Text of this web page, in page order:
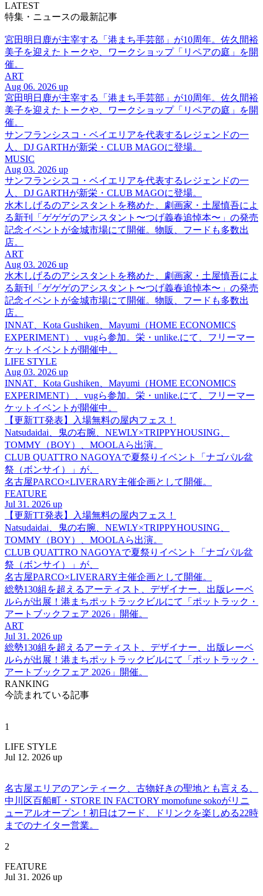
LATEST
特集・ニュースの最新記事
宮田明日鹿が主宰する「港まち手芸部」が10周年。佐久間裕
美子を迎えたトークや、ワークショップ「リペアの庭」を開
催。
ART
Aug 06. 2026 up
宮田明日鹿が主宰する「港まち手芸部」が10周年。佐久間裕
美子を迎えたトークや、ワークショップ「リペアの庭」を開
催。
サンフランシスコ・ベイエリアを代表するレジェンドの一
人、DJ GARTHが新栄・CLUB MAGOに登場。
MUSIC
Aug 03. 2026 up
サンフランシスコ・ベイエリアを代表するレジェンドの一
人、DJ GARTHが新栄・CLUB MAGOに登場。
水木しげるのアシスタントを務めた、劇画家・土屋慎吾によ
る新刊「ゲゲゲのアシスタント〜つげ義春追悼本〜」の発売
記念イベントが金城市場にて開催。物販、フードも多数出
店。
ART
Aug 03. 2026 up
水木しげるのアシスタントを務めた、劇画家・土屋慎吾によ
る新刊「ゲゲゲのアシスタント〜つげ義春追悼本〜」の発売
記念イベントが金城市場にて開催。物販、フードも多数出
店。
INNAT、Kota Gushiken、Mayumi（HOME ECONOMICS
EXPERIMENT）、vugら参加。栄・unlike.にて、フリーマー
ケットイベントが開催中。
LIFE STYLE
Aug 03. 2026 up
INNAT、Kota Gushiken、Mayumi（HOME ECONOMICS
EXPERIMENT）、vugら参加。栄・unlike.にて、フリーマー
ケットイベントが開催中。
【更新TT発表】入場無料の屋内フェス！
Natsudaidai、鬼の右腕、NEWLY×TRIPPYHOUSING、
TOMMY（BOY）、MOOLAら出演。
CLUB QUATTRO NAGOYAで夏祭りイベント「ナゴパル盆
祭（ボンサイ）」が、
名古屋PARCO×LIVERARY主催企画として開催。
FEATURE
Jul 31. 2026 up
【更新TT発表】入場無料の屋内フェス！
Natsudaidai、鬼の右腕、NEWLY×TRIPPYHOUSING、
TOMMY（BOY）、MOOLAら出演。
CLUB QUATTRO NAGOYAで夏祭りイベント「ナゴパル盆
祭（ボンサイ）」が、
名古屋PARCO×LIVERARY主催企画として開催。
総勢130組を超えるアーティスト、デザイナー、出版レーベ
ルらが出展！港まちポットラックビルにて「ポットラック・
アートブックフェア 2026」開催。
ART
Jul 31. 2026 up
総勢130組を超えるアーティスト、デザイナー、出版レーベ
ルらが出展！港まちポットラックビルにて「ポットラック・
アートブックフェア 2026」開催。
RANKING
今読まれている記事
1
LIFE STYLE
Jul 12. 2026 up
名古屋エリアのアンティーク、古物好きの聖地とも言える、
中川区百船町・STORE IN FACTORY momofune sokoがリニ
ューアルオープン！初日はフード、ドリンクを楽しめる22時
までのナイター営業。
2
FEATURE
Jul 31. 2026 up